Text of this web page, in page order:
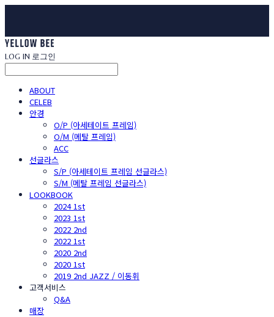
LOG IN 로그인
ABOUT
CELEB
안경
O/P (아세테이트 프레임)
O/M (메탈 프레임)
ACC
선글라스
S/P (아세테이트 프레임 선글라스)
S/M (메탈 프레임 선글라스)
LOOKBOOK
2024 1st
2023 1st
2022 2nd
2022 1st
2020 2nd
2020 1st
2019 2nd JAZZ / 이동휘
고객서비스
Q&A
매장